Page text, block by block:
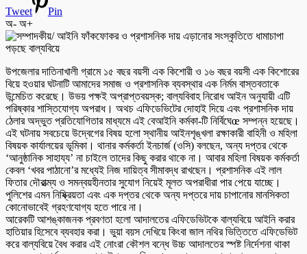
Tweet
Pin
অ- অ+
উপজেলার দাতিনাখালী গ্রামে ১৫ বছর বয়সী এক কিশোরী ও ১৬ বছর বয়সী এক কিশোরের
বিয়ে হওয়ার ঘটনাটি আমাদের সমাজ ও প্রশাসনিক ব্যবস্থার এক নির্মম বাস্তবতাকে
উন্মেচিত করেছে। উভয় পক্ষই অপ্রাপ্তবয়স্ক; বাল্যবিবাহ নিরোধ আইন অনুযায়ী এটি
পরিষ্কার শাস্তিযোগ্য অপরাধ। অথচ এফিডেভিটের দোহাই দিয়ে এবং প্রশাসনিক দায়
ঠেলার অদ্ভুত প্রতিযোগিতার মাধ্যমে এই বেআইনি কর্মকা-টি নির্বিঘেœ সম্পন্ন হয়েছে।
এই ঘটনায় সবচেয়ে উদ্বেগের বিষয় হলো স্থানীয় আইনশৃঙ্খলা রক্ষাকারী বাহিনী ও মহিলা
বিষয়ক কার্যালয়ের ভূমিকা। থানার কর্মকর্তা ইনচার্জ (ওসি) বলছেন, অন্য দপ্তর থেকে
‘আনুষ্ঠানিক সাহায্য’ না চাইলে তাদের কিছু করার থাকে না। আবার মহিলা বিষয়ক কর্মকর্তা
কেবল ‘খবর পাঠানো’র মধ্যেই নিজ দায়িত্ব সীমাবদ্ধ রাখছেন। প্রশাসনিক এই লাল
ফিতার দৌরাত্ম্য ও সমন্বয়হীনতার সুযোগ নিয়েই মূলত অপরাধীরা পার পেয়ে যাচ্ছে।
পুলিশের এমন নিষ্ক্রিয়তা এবং এক দপ্তর থেকে অন্য দপ্তরে দায় চাপানোর মানসিকতা
কোনোভাবেই গ্রহণযোগ্য হতে পারে না।
আরেকটি আশঙ্কাজনক প্রবণতা হলো আদালতের এফিডেভিটকে বাল্যবিয়ে আইনি করার
হাতিয়ার হিসেবে ব্যবহার করা। ভুয়া বয়স দেখিয়ে কিংবা জাল নথির ভিত্তিতে এফিডেভিট
করে বাল্যবিয়ে বৈধ করার এই নোংরা কৌশল বন্ধে উচ্চ আদালতের স্পষ্ট নির্দেশনা থাকা